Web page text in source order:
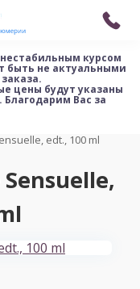
нестабильным курсом
быть не актуальными
цены будут указаны
Вас за
edt., 100 ml